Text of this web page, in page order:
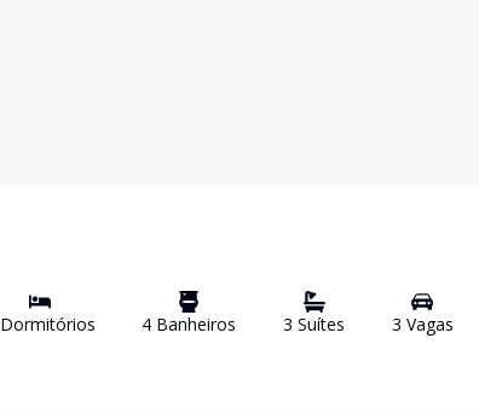
Dormitórios 4 Banheiros 3 Suítes 3 Vagas